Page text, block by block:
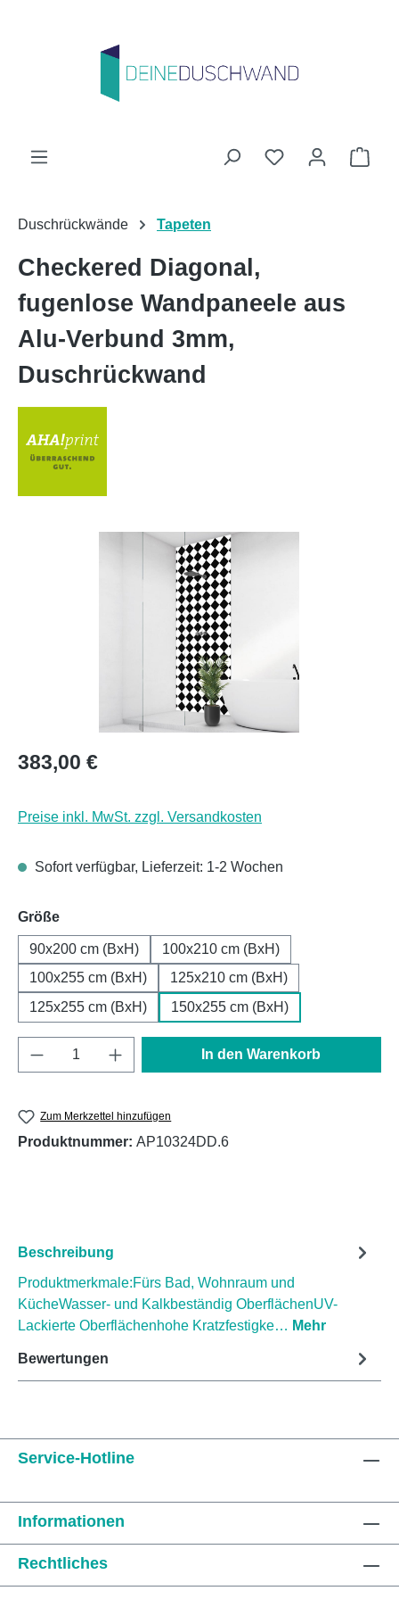
Du hast 0
Duschrückwände Tapeten
Checkered Diagonal,
fugenlose Wandpaneele aus
Alu-Verbund 3mm,
Duschrückwand
Regulärer Preis:
383,00 €
Preise inkl. MwSt. zzgl. Versandkosten
Sofort verfügbar, Lieferzeit: 1-2 Wochen
Größeauswählen
90x200 cm (BxH)
100x210 cm (BxH)
100x255 cm (BxH)
125x210 cm (BxH)
125x255 cm (BxH)
150x255 cm (BxH)
Produkt Anzahl: Gib den gewünschten
In den Warenkorb
Zum Merkzettel hinzufügen
Produktnummer: AP10324DD.6
Beschreibung
Produktmerkmale:Fürs Bad, Wohnraum und
KücheWasser- und Kalkbeständig OberflächenUV-
Lackierte Oberflächenhohe Kratzfestigke… Mehr
Bewertungen
Service-Hotline
Informationen
Rechtliches